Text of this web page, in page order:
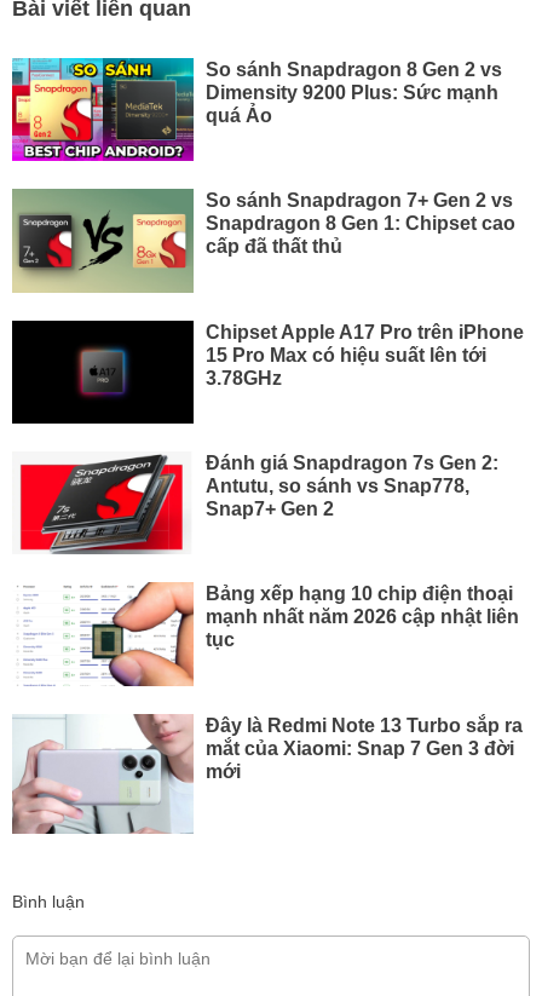
Bài viết liên quan
So sánh Snapdragon 8 Gen 2 vs
Dimensity 9200 Plus: Sức mạnh
quá Ảo
So sánh Snapdragon 7+ Gen 2 vs
Snapdragon 8 Gen 1: Chipset cao
cấp đã thất thủ
Chipset Apple A17 Pro trên iPhone
15 Pro Max có hiệu suất lên tới
3.78GHz
Đánh giá Snapdragon 7s Gen 2:
Antutu, so sánh vs Snap778,
Snap7+ Gen 2
Bảng xếp hạng 10 chip điện thoại
mạnh nhất năm 2026 cập nhật liên
tục
Đây là Redmi Note 13 Turbo sắp ra
mắt của Xiaomi: Snap 7 Gen 3 đời
mới
Bình luận